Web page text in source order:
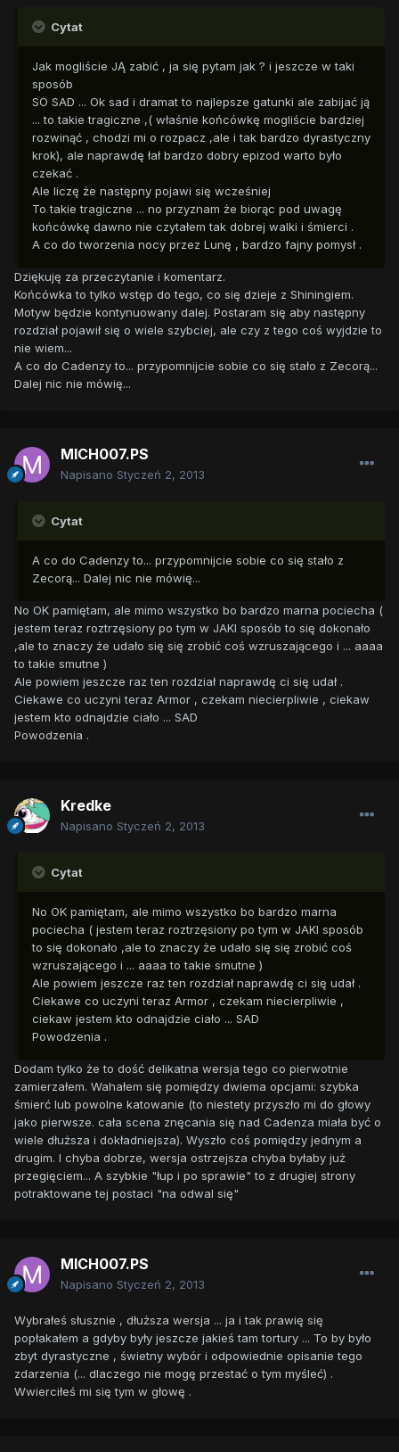
Cytat
Jak mogliście JĄ zabić , ja się pytam jak ? i jeszcze w taki
sposób
SO SAD ... Ok sad i dramat to najlepsze gatunki ale zabijać ją
... to takie tragiczne ,( właśnie końcówkę mogliście bardziej
rozwinąć , chodzi mi o rozpacz ,ale i tak bardzo dyrastyczny
krok), ale naprawdę łał bardzo dobry epizod warto było
czekać .
Ale liczę że następny pojawi się wcześniej
To takie tragiczne ... no przyznam że biorąc pod uwagę
końcówkę dawno nie czytałem tak dobrej walki i śmierci .
A co do tworzenia nocy przez Lunę , bardzo fajny pomysł .
Dziękuję za przeczytanie i komentarz.
Końcówka to tylko wstęp do tego, co się dzieje z Shiningiem.
Motyw będzie kontynuowany dalej. Postaram się aby następny
rozdział pojawił się o wiele szybciej, ale czy z tego coś wyjdzie to
nie wiem...
A co do Cadenzy to... przypomnijcie sobie co się stało z Zecorą...
Dalej nic nie mówię...
MICH007.PS
Napisano Styczeń 2, 2013
Cytat
A co do Cadenzy to... przypomnijcie sobie co się stało z
Zecorą... Dalej nic nie mówię...
No OK pamiętam, ale mimo wszystko bo bardzo marna pociecha (
jestem teraz roztrzęsiony po tym w JAKI sposób to się dokonało
,ale to znaczy że udało się się zrobić coś wzruszającego i ... aaaa
to takie smutne )
Ale powiem jeszcze raz ten rozdział naprawdę ci się udał .
Ciekawe co uczyni teraz Armor , czekam niecierpliwie , ciekaw
jestem kto odnajdzie ciało ... SAD
Powodzenia .
Kredke
Napisano Styczeń 2, 2013
Cytat
No OK pamiętam, ale mimo wszystko bo bardzo marna
pociecha ( jestem teraz roztrzęsiony po tym w JAKI sposób
to się dokonało ,ale to znaczy że udało się się zrobić coś
wzruszającego i ... aaaa to takie smutne )
Ale powiem jeszcze raz ten rozdział naprawdę ci się udał .
Ciekawe co uczyni teraz Armor , czekam niecierpliwie ,
ciekaw jestem kto odnajdzie ciało ... SAD
Powodzenia .
Dodam tylko że to dość delikatna wersja tego co pierwotnie
zamierzałem. Wahałem się pomiędzy dwiema opcjami: szybka
śmierć lub powolne katowanie (to niestety przyszło mi do głowy
jako pierwsze. cała scena znęcania się nad Cadenza miała być o
wiele dłuższa i dokładniejsza). Wyszło coś pomiędzy jednym a
drugim. I chyba dobrze, wersja ostrzejsza chyba byłaby już
przegięciem... A szybkie "łup i po sprawie" to z drugiej strony
potraktowane tej postaci "na odwal się"
MICH007.PS
Napisano Styczeń 2, 2013
Wybrałeś słusznie , dłuższa wersja ... ja i tak prawię się
popłakałem a gdyby były jeszcze jakieś tam tortury ... To by było
zbyt dyrastyczne , świetny wybór i odpowiednie opisanie tego
zdarzenia (... dlaczego nie mogę przestać o tym myśleć) .
Wwierciłeś mi się tym w głowę .